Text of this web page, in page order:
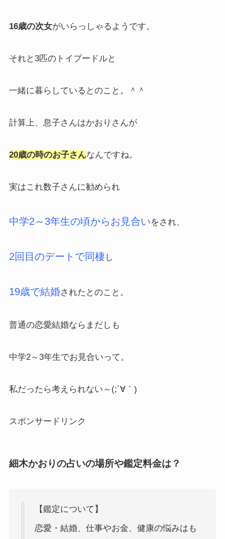
16歳の次女がいらっしゃるようです。
それと3匹のトイプードルと
一緒に暮らしているとのこと。＾＾
計算上、息子さんはかおりさんが
20歳の時のお子さんなんですね。
実はこれ数子さんに勧められ
中学2～3年生の頃からお見合いをされ、
2回目のデートで同棲し
19歳で結婚されたとのこと。
普通の恋愛結婚ならまだしも
中学2～3年生でお見合いって。
私だったら考えられない～(;´∀｀)
スポンサードリンク
細木かおりの占いの場所や鑑定料金は？
【鑑定について】
恋愛・結婚、仕事やお金、健康の悩みはも